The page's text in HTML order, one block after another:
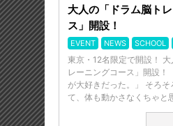
大人の「ドラム脳ト
ス」開設！
EVENT NEWS SCHOOL
東京・12名限定で開設！
レーニングコース」開
が大好きだった。」 そろそ
て、体も動かさなくちゃと